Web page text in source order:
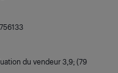
du vendeur 3,9; (79